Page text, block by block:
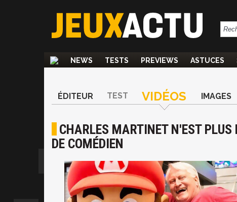
NEWS TESTS PREVIEWS ASTUCES
ÉDITEUR TEST VIDÉOS IMAGES
CHARLES MARTINET N'EST
DE COMÉDIEN